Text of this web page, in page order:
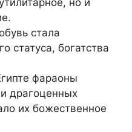
но и
стала
статуса, богатства
фараоны
драгоценных
их божественное